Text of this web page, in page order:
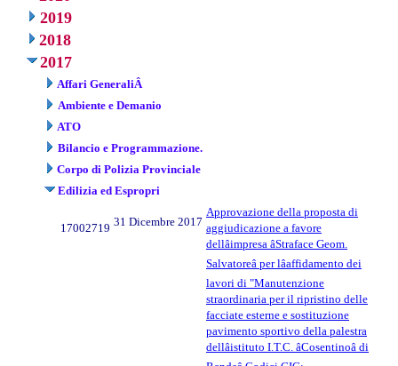
2019
2018
2017
Affari GeneraliÂ
Ambiente e Demanio
ATO
Bilancio e Programmazione.
Corpo di Polizia Provinciale
Edilizia ed Espropri
17002719 31 Dicembre 2017
Approvazione della proposta di
aggiudicazione a favore
dellâimpresa âStraface Geom.
Salvatoreâ per lâaffidamento dei
lavori di "Manutenzione
straordinaria per il ripristino delle
facciate esterne e sostituzione
pavimento sportivo della palestra
dellâistituto I.T.C. âCosentinoâ di